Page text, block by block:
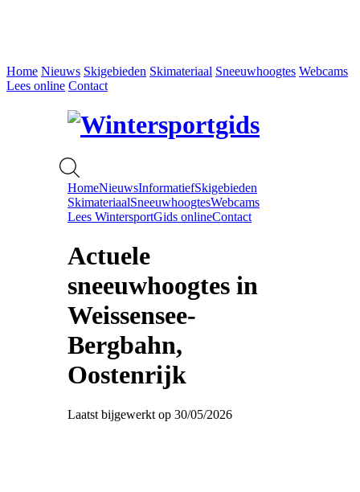
Home Nieuws Skigebieden Skimateriaal Sneeuwhoogtes Webcams
Lees online Contact
HomeNieuwsInformatiefSkigebieden
SkimateriaalSneeuwhoogtesWebcams
Lees WintersportGids onlineContact
Actuele
sneeuwhoogtes in
Weissensee-
Bergbahn,
Oostenrijk
Laatst bijgewerkt op 30/05/2026